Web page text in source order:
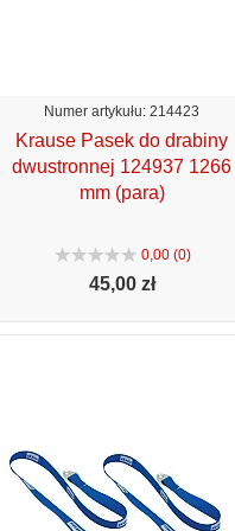
Numer artykułu: 214423
Krause Pasek do drabiny
dwustronnej 124937 1266
mm (para)
0,00 (0)
45,00 zł